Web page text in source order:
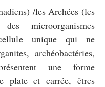
/les Archées (les
microorganismes
unique qui ne
archéobactéries,
une forme
plate et carrée, êtres